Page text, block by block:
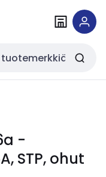
-
STP, ohut